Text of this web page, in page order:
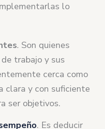
lo
. Son quienes
trabajo y sus
cerca como
clara y con suficiente
ser objetivos.
. Es deducir